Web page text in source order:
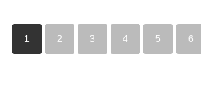
1 2 3 4 5 6